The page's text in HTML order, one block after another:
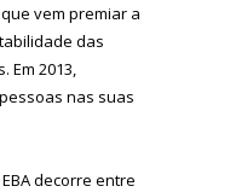
vem premiar a
das
Em 2013,
nas suas
decorre entre